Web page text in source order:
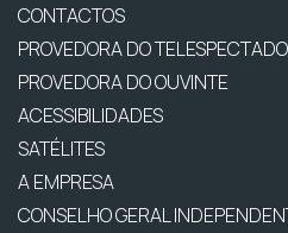
CONTACTOS
PROVEDORA DO
PROVEDORA DO OUVINTE
ACESSIBILIDADES
SATÉLITES
A EMPRESA
CONSELHO GERAL